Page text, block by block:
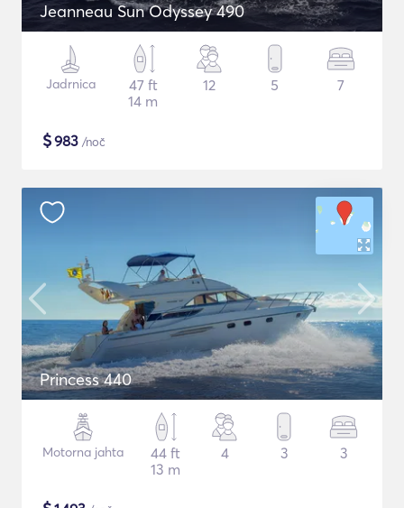
Jeanneau Sun Odyssey 490
Jadrnica
47 ft
14 m
12 5 7
$983 /noč
Princess 440
Motorna jahta
44 ft
13 m
4 3 3